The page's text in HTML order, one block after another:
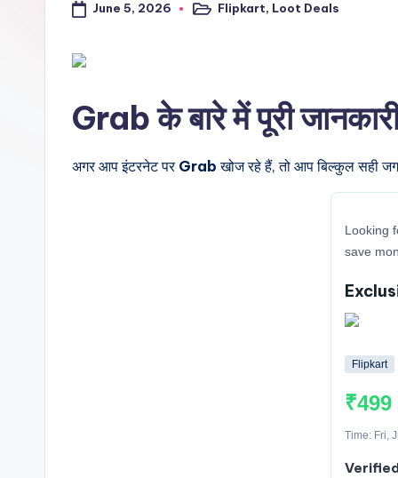
June 5, 2026
PostedFlipkart, Loot Deals
Grab के बारे में पूरी
अगर आप इंटरनेट पर Grab खोज रहे हैं, तो आप बिल्कुल सही
Looking
save
Flipkart
₹499
Time: Fri,